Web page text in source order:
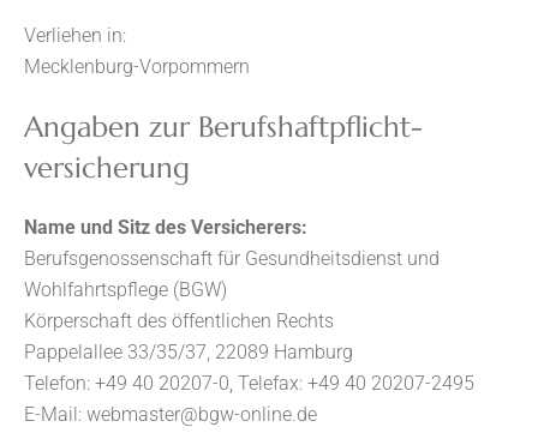
Verliehen in:
Mecklenburg-Vorpommern
Angaben zur Berufs­haftpflicht­
versicherung
Name und Sitz des Versicherers:
Berufsgenossenschaft für Gesundheitsdienst und
Wohlfahrtspflege (BGW)
Körperschaft des öffentlichen Rechts
Pappelallee 33/35/37, 22089 Hamburg
Telefon: +49 40 20207-0, Telefax: +49 40 20207-2495
E-Mail: webmaster@bgw-online.de